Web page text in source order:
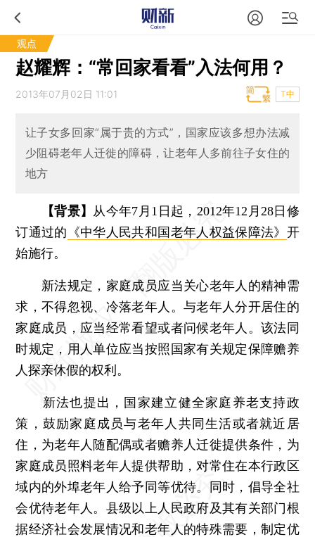
观点
赵耀辉：“常回家看看”入法何用？
2013年07月02日 11:01 T中
让子女多回家“属于贵的方式”，国家应该多想办法减
少阻碍老年人迁徙的障碍，让老年人多前往子女住的
地方
【背景】
从今年7月1日起，2012年12月28日修
订通过的 《中华人民共和国老年人权益保障法》 开
始施行。
新法规定，家庭成员应当关心老年人的精神需
求，不得忽视、冷落老年人。与老年人分开居住的
家庭成员，应当经常看望或者问候老年人。该法同
时规定，用人单位应当按照国家有关规定保障赡养
人探亲休假的权利。
新法也提出，国家建立健全家庭养老支持政
策，鼓励家庭成员与老年人共同生活或者就近居
住，为老年人随配偶或者赡养人迁徙提供条件，为
家庭成员照料老年人提供帮助，对常住在本行政区
域内的外埠老年人给予同等优待。同时，倡导全社
会优待老年人。县级以上人民政府及其有关部门根
据经济社会发展情况和老年人的特殊需要，制定优